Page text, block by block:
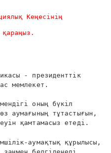
Кеңесінің
- президенттік
мемлекет.
оның бүкіл
аумағының тұтастығын,
қамтамасыз етеді.
аумақтық құрылысы,